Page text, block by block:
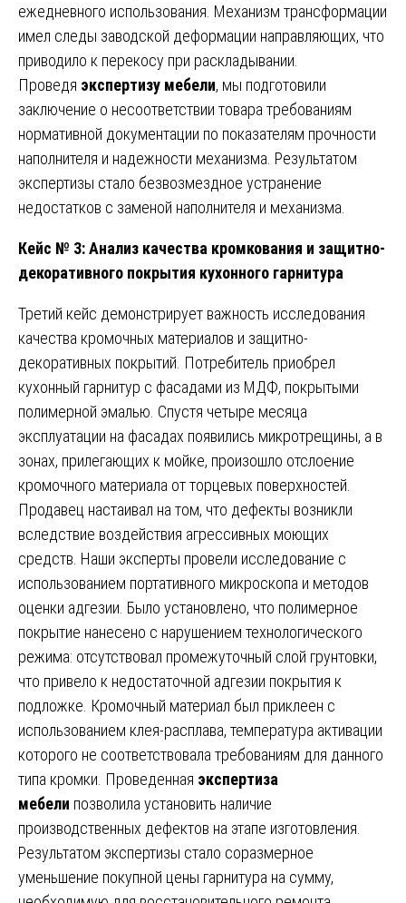
ежедневного использования. Механизм трансформации
имел следы заводской деформации направляющих, что
приводило к перекосу при раскладывании.
Проведя экспертизу мебели, мы подготовили
заключение о несоответствии товара требованиям
нормативной документации по показателям прочности
наполнителя и надежности механизма. Результатом
экспертизы стало безвозмездное устранение
недостатков с заменой наполнителя и механизма.
Кейс № 3: Анализ качества кромкования и защитно-
декоративного покрытия кухонного гарнитура
Третий кейс демонстрирует важность исследования
качества кромочных материалов и защитно-
декоративных покрытий. Потребитель приобрел
кухонный гарнитур с фасадами из МДФ, покрытыми
полимерной эмалью. Спустя четыре месяца
эксплуатации на фасадах появились микротрещины, а в
зонах, прилегающих к мойке, произошло отслоение
кромочного материала от торцевых поверхностей.
Продавец настаивал на том, что дефекты возникли
вследствие воздействия агрессивных моющих
средств. Наши эксперты провели исследование с
использованием портативного микроскопа и методов
оценки адгезии. Было установлено, что полимерное
покрытие нанесено с нарушением технологического
режима: отсутствовал промежуточный слой грунтовки,
что привело к недостаточной адгезии покрытия к
подложке. Кромочный материал был приклеен с
использованием клея-расплава, температура активации
которого не соответствовала требованиям для данного
типа кромки. Проведенная экспертиза
мебели позволила установить наличие
производственных дефектов на этапе изготовления.
Результатом экспертизы стало соразмерное
уменьшение покупной цены гарнитура на сумму,